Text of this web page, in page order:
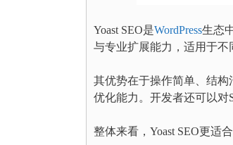
Yoast SEO是WordPress生态
与专业扩展能力，适用于不
其优势在于操作简单、结构
优化能力。开发者还可以对
整体来看，Yoast SEO更适